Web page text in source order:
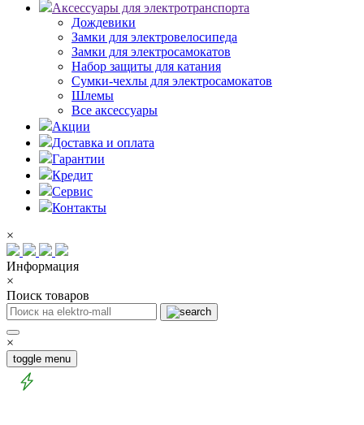
Аксессуары для электротранспорта
Дождевики
Замки для электровелосипеда
Замки для электросамокатов
Набор защиты для катания
Сумки-чехлы для электросамокатов
Шлемы
Все аксессуары
Акции
Доставка и оплата
Гарантии
Кредит
Сервис
Контакты
×
Информация
×
Поиск товаров
×
toggle menu